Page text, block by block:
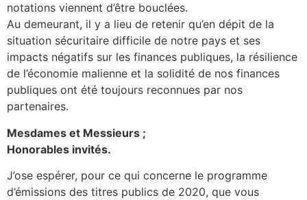
notations viennent d’être bouclées.
Au demeurant, il y a lieu de retenir qu’en dépit de la
situation sécuritaire difficile de notre pays et ses
impacts négatifs sur les finances publiques, la résilience
de l’économie malienne et la solidité de nos finances
publiques ont été toujours reconnues par nos
partenaires.
Mesdames et Messieurs ;
Honorables invités.
J’ose espérer, pour ce qui concerne le programme
d’émissions des titres publics de 2020, que vous